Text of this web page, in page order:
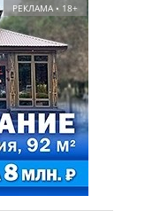
РЕКЛАМА • 18+